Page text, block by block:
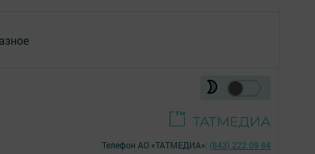
Телефон АО «ТАТМЕДИА»: (843) 222 09 84